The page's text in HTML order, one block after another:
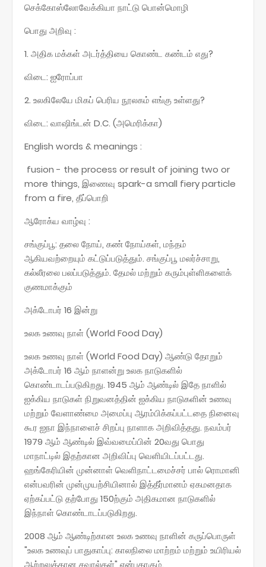
செக்கோஸ்லோவேக்கியா நாட்டு பொன்மொழி
பொது அறிவு :
1. அதிக மக்கள் அடர்த்தியை கொண்ட கண்டம் எது?
விடை: ஐரோப்பா
2. உலகிலேயே மிகப் பெரிய நூலகம் எங்கு உள்ளது?
விடை: வாஷிங்டன் D.C. (அமெரிக்கா)
English words & meanings :
fusion - the process or result of joining two or
more things, இணைவு spark-a small fiery particle
from a fire, தீப்பொறி
ஆரோக்ய வாழ்வு :
சங்குப்பூ: தலை நோய், கண் நோய்கள், மந்தம்
ஆகியவற்றையும் கட்டுப்படுத்தும். சங்குப்பூ மலர்ச்சாறு,
கல்லீரலை பலப்படுத்தும். தேமல் மற்றும் கரும்புள்ளிகளைக்
குணமாக்கும்
அக்டோபர் 16 இன்று
உலக உணவு நாள் (World Food Day)
உலக உணவு நாள் (World Food Day) ஆண்டு தோறும்
அக்டோபர் 16 ஆம் நாளன்று உலக நாடுகளில்
கொண்டாடப்படுகிறது. 1945 ஆம் ஆண்டில் இதே நாளில்
ஐக்கிய நாடுகள் நிறுவனத்தின் ஐக்கிய நாடுகளின் உணவு
மற்றும் வேளாண்மை அமைப்பு ஆரம்பிக்கப்பட்டதை நினைவு
கூர ஐநா இந்நாளைச் சிறப்பு நாளாக அறிவித்தது. நவம்பர்
1979 ஆம் ஆண்டில் இவ்வமைப்பின் 20வது பொது
மாநாட்டில் இதற்கான அறிவிப்பு வெளியிடப்பட்டது.
ஹங்கேரியின் முன்னாள் வெளிநாட்டமைச்சர் பால் ரொமானி
என்பவரின் முன்முயற்சியினால் இத்தீர்மானம் ஏகமனதாக
ஏற்கப்பட்டு தற்போது 150ற்கும் அதிகமான நாடுகளில்
இந்நாள் கொண்டாடப்படுகிறது.
2008 ஆம் ஆண்டிற்கான உலக உணவு நாளின் கருப்பொருள்
"உலக உணவுப் பாதுகாப்பு: காலநிலை மாற்றம் மற்றும் உயிரியல்
ஆற்றலுக்கான சவால்கள்" என்பதாகும்.